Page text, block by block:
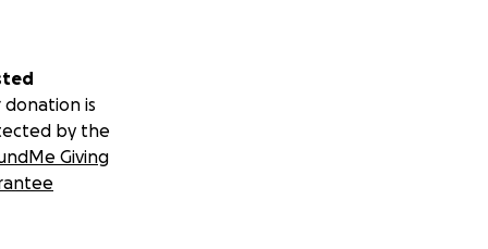
donation is
by the
Giving